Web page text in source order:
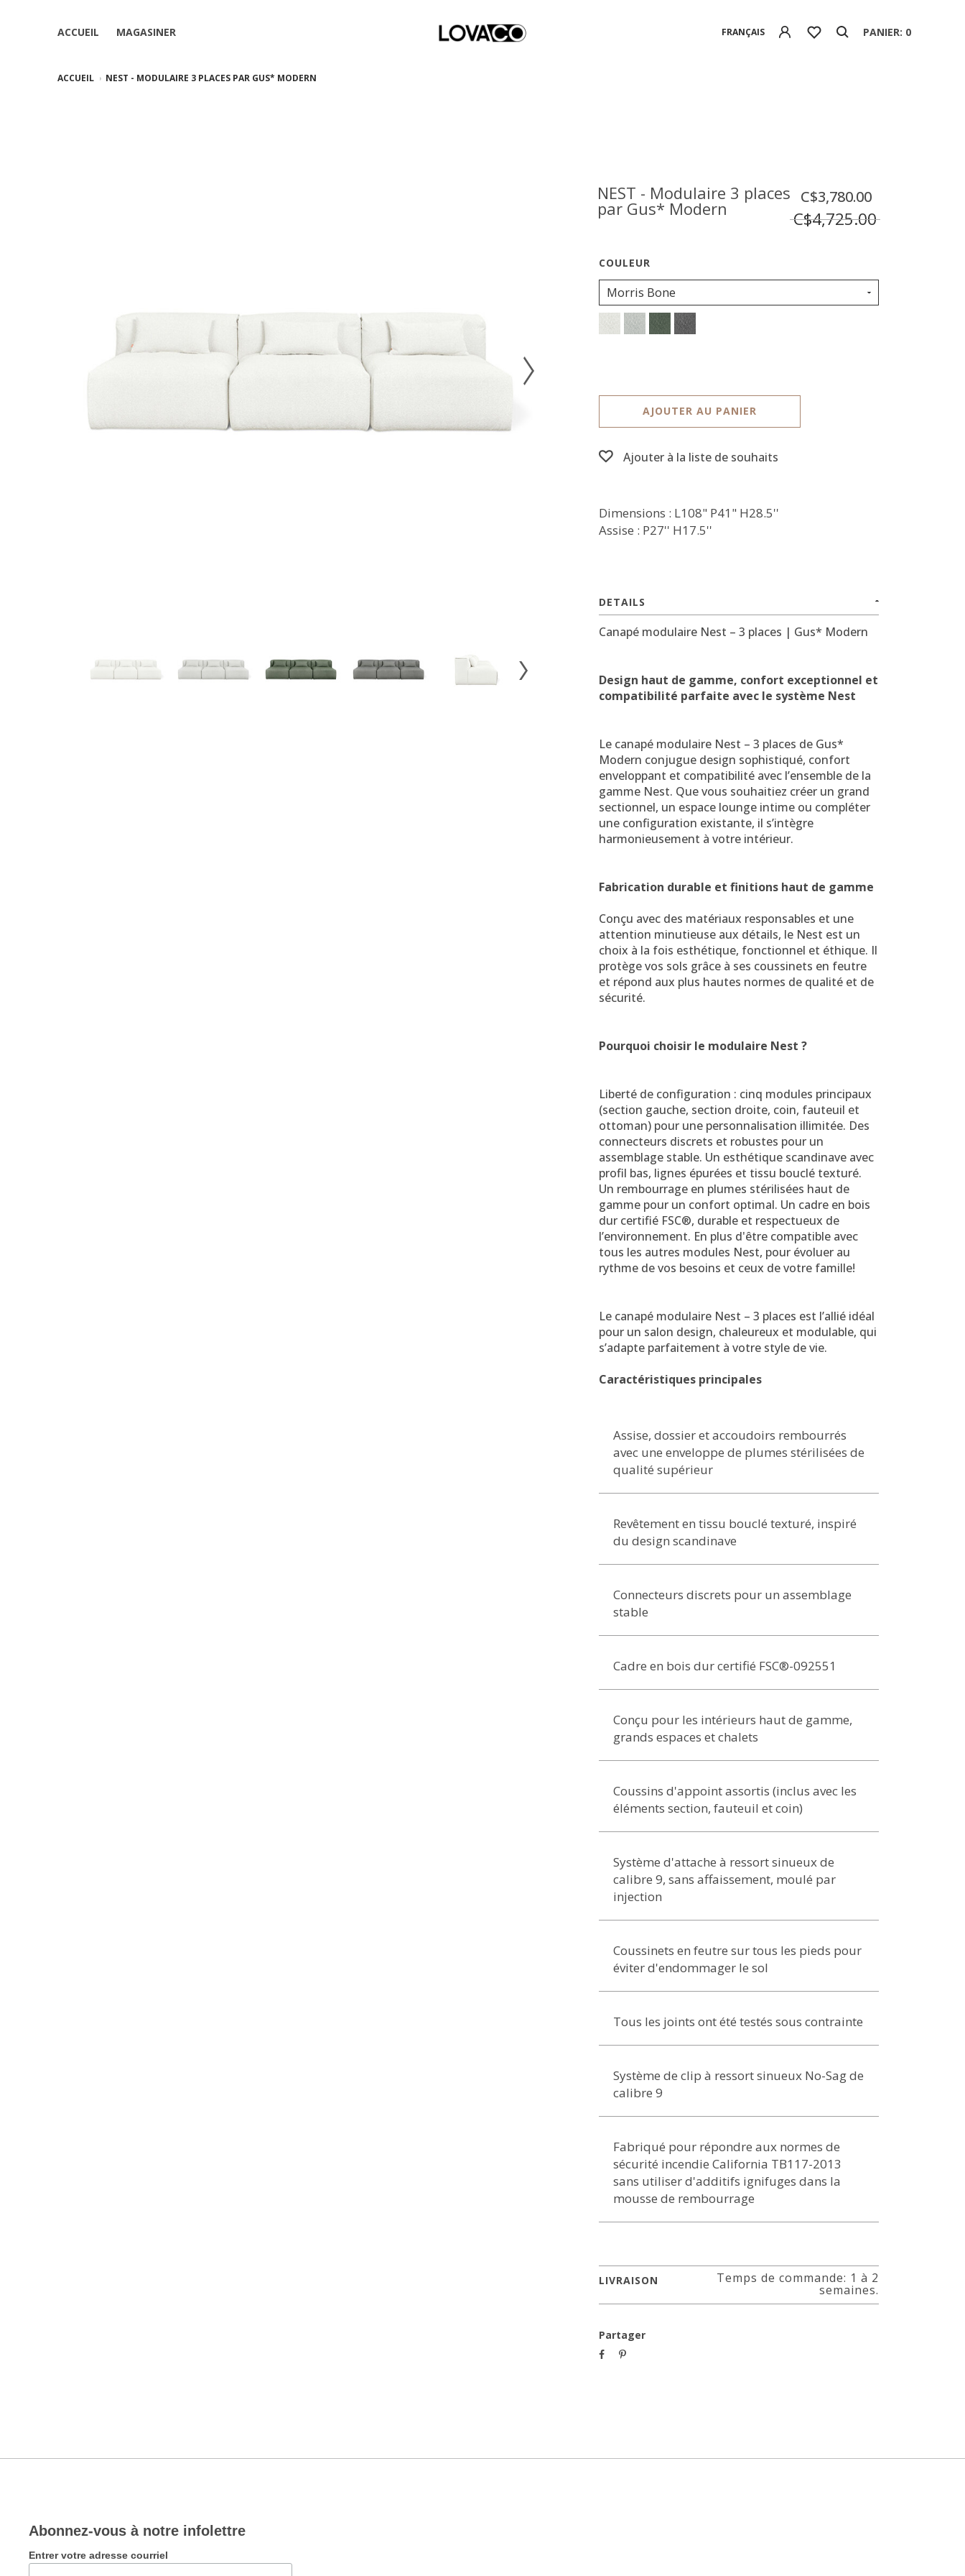
ACCUEIL MAGASINER FRANÇAIS PANIER: 0
ACCUEIL NEST - MODULAIRE 3 PLACES PAR GUS* MODERN
NEST - Modulaire 3 places
par Gus* Modern
C$3,780.00
C$4,725.00
Morris Bone
AJOUTER AU PANIER
Ajouter à la liste de souhaits
Dimensions : L108" P41" H28.5''
Assise : P27'' H17.5''
DETAILS
Canapé modulaire Nest – 3 places | Gus* Modern
Design haut de gamme, confort exceptionnel et
compatibilité parfaite avec le système Nest
Le canapé modulaire Nest – 3 places de Gus*
Modern conjugue design sophistiqué, confort
enveloppant et compatibilité avec l’ensemble de la
gamme Nest. Que vous souhaitiez créer un grand
sectionnel, un espace lounge intime ou compléter
une configuration existante, il s’intègre
harmonieusement à votre intérieur.
Fabrication durable et finitions haut de gamme
Conçu avec des matériaux responsables et une
attention minutieuse aux détails, le Nest est un
choix à la fois esthétique, fonctionnel et éthique. Il
protège vos sols grâce à ses coussinets en feutre
et répond aux plus hautes normes de qualité et de
sécurité.
Pourquoi choisir le modulaire Nest ?
Liberté de configuration : cinq modules principaux
(section gauche, section droite, coin, fauteuil et
ottoman) pour une personnalisation illimitée. Des
connecteurs discrets et robustes pour un
assemblage stable. Un esthétique scandinave avec
profil bas, lignes épurées et tissu bouclé texturé.
Un rembourrage en plumes stérilisées haut de
gamme pour un confort optimal. Un cadre en bois
dur certifié FSC®, durable et respectueux de
l’environnement. En plus d'être compatible avec
tous les autres modules Nest, pour évoluer au
rythme de vos besoins et ceux de votre famille!
Le canapé modulaire Nest – 3 places est l’allié idéal
pour un salon design, chaleureux et modulable, qui
s’adapte parfaitement à votre style de vie.
Caractéristiques principales
Assise, dossier et accoudoirs rembourrés
avec une enveloppe de plumes stérilisées de
qualité supérieur
Revêtement en tissu bouclé texturé, inspiré
du design scandinave
Connecteurs discrets pour un assemblage
stable
Cadre en bois dur certifié FSC®-092551
Conçu pour les intérieurs haut de gamme,
grands espaces et chalets
Coussins d'appoint assortis (inclus avec les
éléments section, fauteuil et coin)
Système d'attache à ressort sinueux de
calibre 9, sans affaissement, moulé par
injection
Coussinets en feutre sur tous les pieds pour
éviter d'endommager le sol
Tous les joints ont été testés sous contrainte
Système de clip à ressort sinueux No-Sag de
calibre 9
Fabriqué pour répondre aux normes de
sécurité incendie California TB117-2013
sans utiliser d'additifs ignifuges dans la
mousse de rembourrage
LIVRAISON Temps de commande: 1 à 2
semaines.
Partager
Abonnez-vous à notre infolettre
Entrer votre adresse courriel